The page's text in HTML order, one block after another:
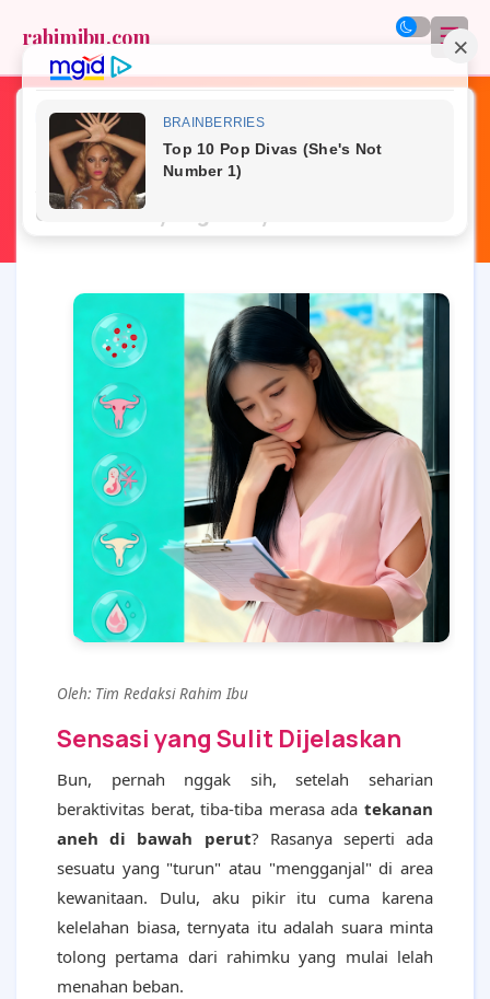
rahimibu.com ☰
Home»tentang rahim»
"Rahim Turun: Saat Aku Merasa Seperti
Ada yang ‘Jatuh’ di Bawah" – Kisahku
dan Senam yang Menyelamatkan
Oleh: Tim Redaksi Rahim Ibu
Sensasi yang Sulit Dijelaskan
Bun, pernah nggak sih, setelah seharian
beraktivitas berat, tiba-tiba merasa ada tekanan
aneh di bawah perut? Rasanya seperti ada
sesuatu yang "turun" atau "mengganjal" di area
kewanitaan. Dulu, aku pikir itu cuma karena
kelelahan biasa, ternyata itu adalah suara minta
tolong pertama dari rahimku yang mulai lelah
menahan beban.